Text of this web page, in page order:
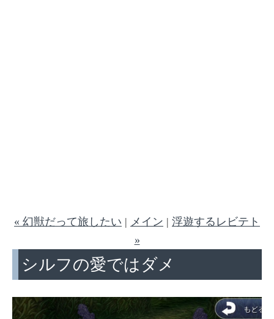
« 幻獣だって旅したい | メイン | 浮遊するレビテト
»
シルフの愛ではダメ